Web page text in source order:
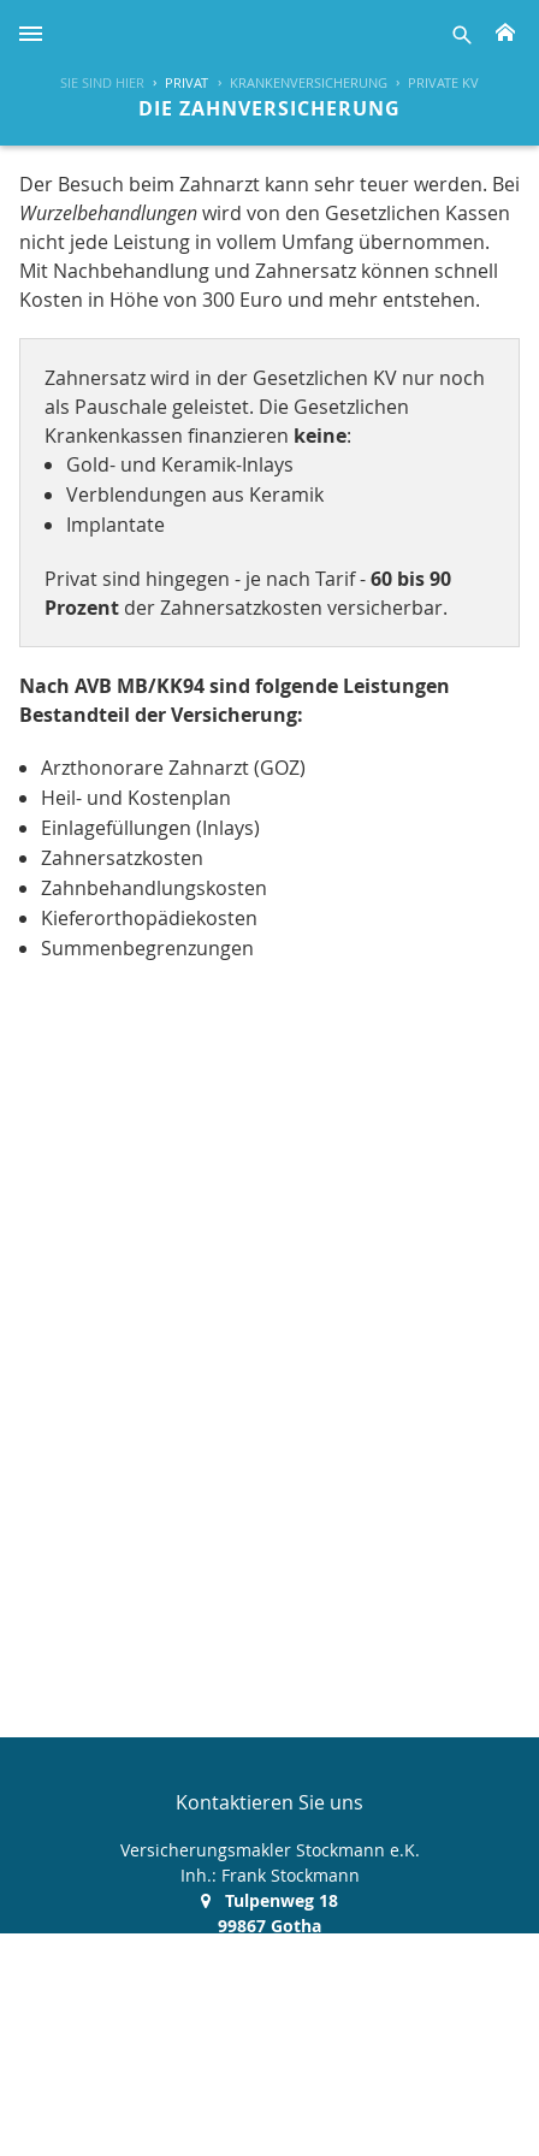
SIE SIND HIER PRIVAT KRANKENVERSICHERUNG PRIVATE KV
DIE ZAHNVERSICHERUNG
Der Besuch beim Zahnarzt kann sehr teuer werden. Bei
Wurzelbehandlungenwird von den Gesetzlichen Kassen
nicht jede Leistung in vollem Umfang übernommen.
Mit Nachbehandlung und Zahnersatz können schnell
Kosten in Höhe von 300 Euro und mehr entstehen.
Zahnersatz wird in der Gesetzlichen KV nur noch
als Pauschale geleistet. Die Gesetzlichen
Krankenkassen finanzieren keine:
Gold- und Keramik-Inlays
Verblendungen aus Keramik
Implantate
Privat sind hingegen - je nach Tarif -60 bis 90
Prozent der Zahnersatzkosten versicherbar.
Nach AVB MB/KK94 sind folgende Leistungen
Bestandteil der Versicherung:
Arzthonorare Zahnarzt (GOZ)
Heil- und Kostenplan
Einlagefüllungen (Inlays)
Zahnersatzkosten
Zahnbehandlungskosten
Kieferorthopädiekosten
Summenbegrenzungen
Kontaktieren Sie uns
Versicherungsmakler Stockmann e.K.
Inh.: Frank Stockmann
Tulpenweg 18
99867 Gotha